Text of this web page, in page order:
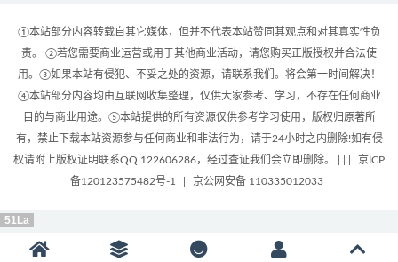
①本站部分内容转载自其它媒体，但并不代表本站赞同其观点和对其真实性负
责。 ②若您需要商业运营或用于其他商业活动，请您购买正版授权并合法使
用。③如果本站有侵犯、不妥之处的资源，请联系我们。将会第一时间解决！
④本站部分内容均由互联网收集整理，仅供大家参考、学习，不存在任何商业
目的与商业用途。⑤本站提供的所有资源仅供参考学习使用，版权归原著所
有，禁止下载本站资源参与任何商业和非法行为，请于24小时之内删除!如有侵
权请附上版权证明联系QQ 122606286，经过查证我们会立即删除。 | |
京ICP
备120123575482号-1
京公网安备 110335012033
51La